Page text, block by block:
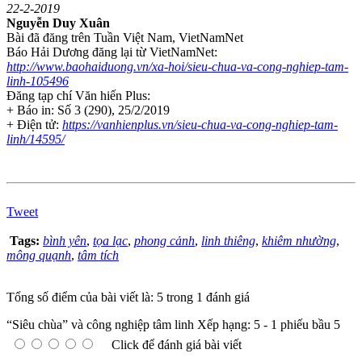
22-2-2019
Nguyễn Duy Xuân
Bài đã đăng trên Tuần Việt Nam, VietNamNet
Báo Hải Dương đăng lại từ VietNamNet:
http://www.baohaiduong.vn/xa-hoi/sieu-chua-va-cong-nghiep-tam-
linh-105496
Đăng tạp chí Văn hiến Plus:
+ Báo in: Số 3 (290), 25/2/2019
+ Điện tử: https://vanhienplus.vn/sieu-chua-va-cong-nghiep-tam-
linh/14595/
Tweet
Tags: bình yên, tọa lạc, phong cảnh, linh thiêng, khiêm nhường,
mông quạnh, tâm tích
Tổng số điểm của bài viết là: 5 trong 1 đánh giá
“Siêu chùa” và công nghiệp tâm linh Xếp hạng: 5 - 1 phiếu bầu 5
Click để đánh giá bài viết